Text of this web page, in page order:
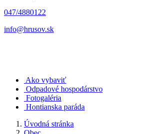
047/4880122
info@hrusov.sk
Ako vybaviť
Odpadové hospodárstvo
Fotogaléria
Hontianska paráda
Úvodná stránka